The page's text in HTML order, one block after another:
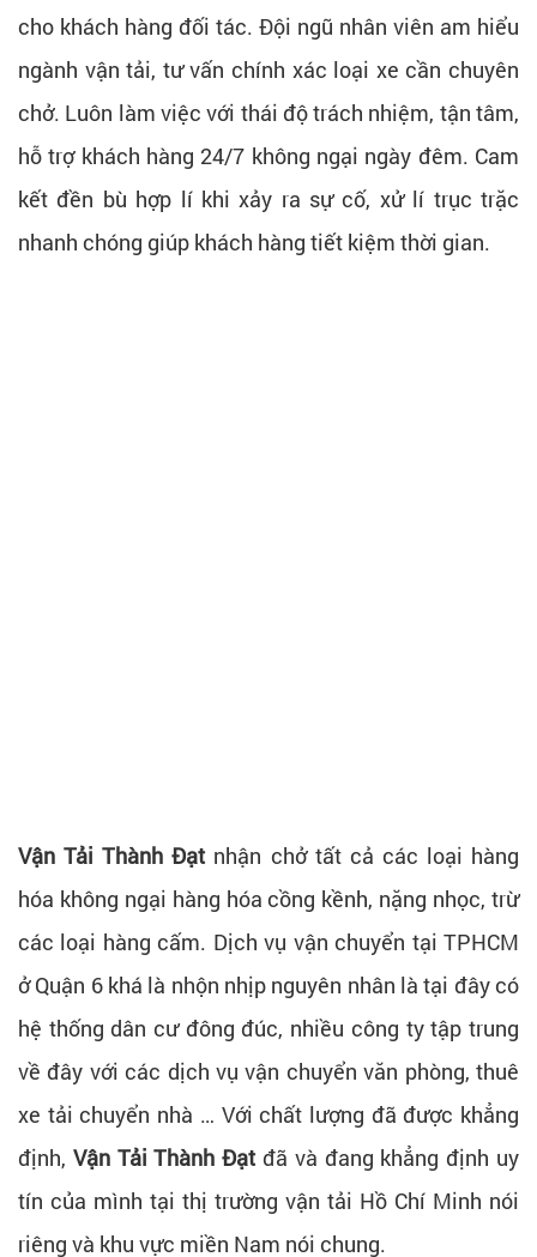
cho khách hàng đối tác. Đội ngũ nhân viên am hiểu
ngành vận tải, tư vấn chính xác loại xe cần chuyên
chở. Luôn làm việc với thái độ trách nhiệm, tận tâm,
hỗ trợ khách hàng 24/7 không ngại ngày đêm. Cam
kết đền bù hợp lí khi xảy ra sự cố, xử lí trục trặc
nhanh chóng giúp khách hàng tiết kiệm thời gian.
Vận Tải Thành Đạt nhận chở tất cả các loại hàng
hóa không ngại hàng hóa cồng kềnh, nặng nhọc, trừ
các loại hàng cấm. Dịch vụ vận chuyển tại TPHCM
ở Quận 6 khá là nhộn nhịp nguyên nhân là tại đây có
hệ thống dân cư đông đúc, nhiều công ty tập trung
về đây với các dịch vụ vận chuyển văn phòng, thuê
xe tải chuyển nhà … Với chất lượng đã được khẳng
định, Vận Tải Thành Đạt đã và đang khẳng định uy
tín của mình tại thị trường vận tải Hồ Chí Minh nói
riêng và khu vực miền Nam nói chung.